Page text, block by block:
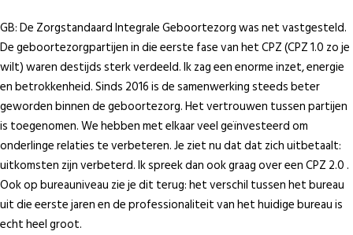
GB: De Zorgstandaard Integrale Geboortezorg was net vastgesteld.
De geboortezorgpartijen in die eerste fase van het CPZ (CPZ 1.0 zo je
wilt) waren destijds sterk verdeeld. Ik zag een enorme inzet, energie
en betrokkenheid. Sinds 2016 is de samenwerking steeds beter
geworden binnen de geboortezorg. Het vertrouwen tussen partijen
is toegenomen. We hebben met elkaar veel geïnvesteerd om
onderlinge relaties te verbeteren. Je ziet nu dat dat zich uitbetaalt:
uitkomsten zijn verbeterd. Ik spreek dan ook graag over een CPZ 2.0 .
Ook op bureauniveau zie je dit terug: het verschil tussen het bureau
uit die eerste jaren en de professionaliteit van het huidige bureau is
echt heel groot.